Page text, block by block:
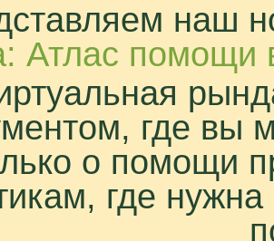
наш
Атлас помощи
где вы
о помощи
где